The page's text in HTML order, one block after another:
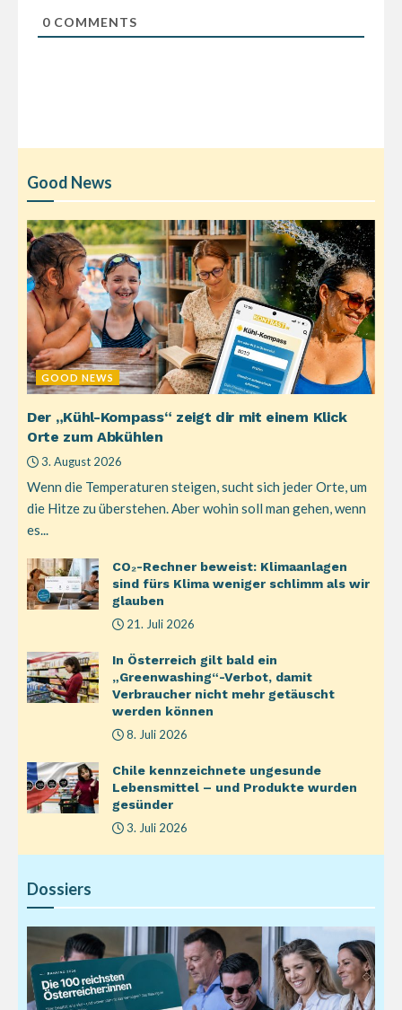
0COMMENTS
Good News
GOOD NEWS
Der „Kühl-Kompass“ zeigt dir mit einem Klick
Orte zum Abkühlen
3. August 2026
Wenn die Temperaturen steigen, sucht sich jeder Orte, um
die Hitze zu überstehen. Aber wohin soll man gehen, wenn
es...
CO₂-Rechner beweist: Klimaanlagen
sind fürs Klima weniger schlimm als wir
glauben
21. Juli 2026
In Österreich gilt bald ein
„Greenwashing“-Verbot, damit
Verbraucher nicht mehr getäuscht
werden können
8. Juli 2026
Chile kennzeichnete ungesunde
Lebensmittel – und Produkte wurden
gesünder
3. Juli 2026
Dossiers